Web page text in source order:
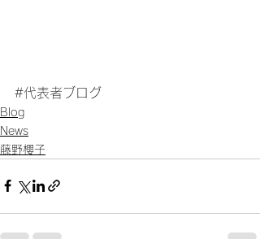
#代表者ブログ
Blog
News
藤野櫻子